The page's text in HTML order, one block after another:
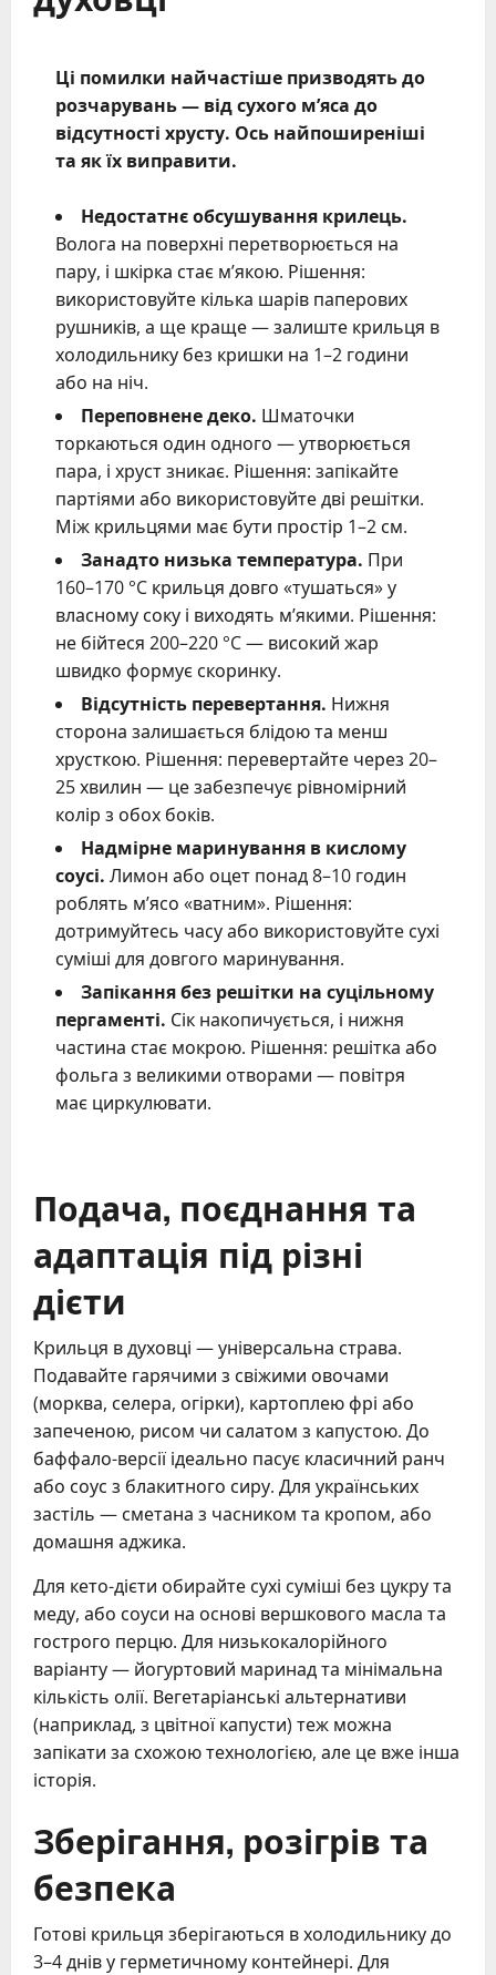
Ці помилки найчастіше призводять до
розчарувань — від сухого м’яса до
відсутності хрусту. Ось найпоширеніші
та як їх виправити.
Недостатнє обсушування крилець.
Волога на поверхні перетворюється на
пару, і шкірка стає м’якою. Рішення:
використовуйте кілька шарів паперових
рушників, а ще краще — залиште крильця в
холодильнику без кришки на 1–2 години
або на ніч.
Переповнене деко. Шматочки
торкаються один одного — утворюється
пара, і хруст зникає. Рішення: запікайте
партіями або використовуйте дві решітки.
Між крильцями має бути простір 1–2 см.
Занадто низька температура. При
160–170 °C крильця довго «тушаться» у
власному соку і виходять м’якими. Рішення:
не бійтеся 200–220 °C — високий жар
швидко формує скоринку.
Відсутність перевертання. Нижня
сторона залишається блідою та менш
хрусткою. Рішення: перевертайте через 20–
25 хвилин — це забезпечує рівномірний
колір з обох боків.
Надмірне маринування в кислому
соусі. Лимон або оцет понад 8–10 годин
роблять м’ясо «ватним». Рішення:
дотримуйтесь часу або використовуйте сухі
суміші для довгого маринування.
Запікання без решітки на суцільному
пергаменті. Сік накопичується, і нижня
частина стає мокрою. Рішення: решітка або
фольга з великими отворами — повітря
має циркулювати.
Подача, поєднання та
адаптація під різні
дієти
Крильця в духовці — універсальна страва.
Подавайте гарячими з свіжими овочами
(морква, селера, огірки), картоплею фрі або
запеченою, рисом чи салатом з капустою. До
баффало-версії ідеально пасує класичний ранч
або соус з блакитного сиру. Для українських
застіль — сметана з часником та кропом, або
домашня аджика.
Для кето-дієти обирайте сухі суміші без цукру та
меду, або соуси на основі вершкового масла та
гострого перцю. Для низькокалорійного
варіанту — йогуртовий маринад та мінімальна
кількість олії. Вегетаріанські альтернативи
(наприклад, з цвітної капусти) теж можна
запікати за схожою технологією, але це вже інша
історія.
Зберігання, розігрів та
безпека
Готові крильця зберігаються в холодильнику до
3–4 днів у герметичному контейнері. Для